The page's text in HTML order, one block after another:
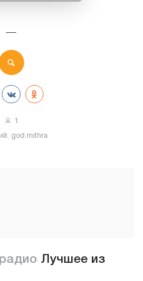
—
1
god.mithra
Лучшее из